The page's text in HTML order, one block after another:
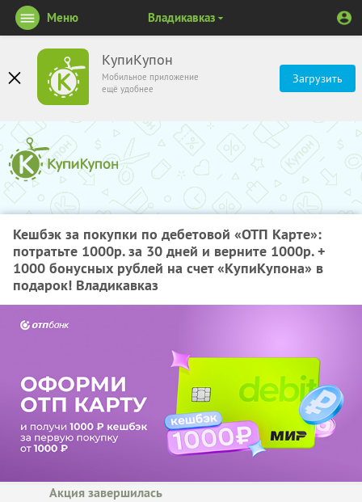
КупиКупон
Мобильное приложение
ещё удобнее
Загрузить
Меню Владикавказ
Кешбэк за покупки по дебетовой «ОТП Карте»:
потратьте 1000р. за 30 дней и верните 1000р. +
1000 бонусных рублей на счет «КупиКупона» в
подарок! Владикавказ
Акция завершилась